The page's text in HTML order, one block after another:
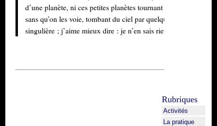
d’une planète, ni ces petites planètes tournant autour de la
sans qu’on les voie, tombant du ciel par quelque rencontre
singulière ; j’aime mieux dire : je n’en sais rien.
Rubriques
Activités
La pratique